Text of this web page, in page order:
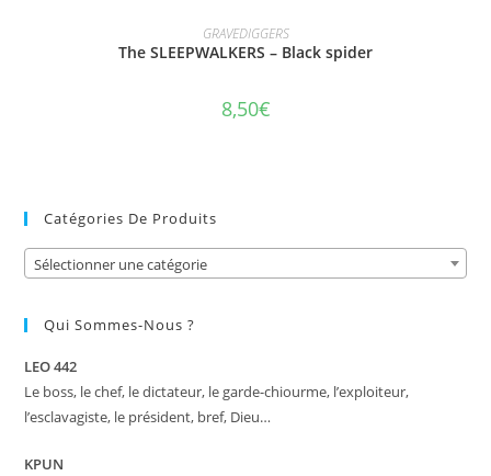
AJOUTER AU PANIER
GRAVEDIGGERS
The SLEEPWALKERS – Black spider
8,50€
Catégories De Produits
Sélectionner une catégorie
Qui Sommes-Nous ?
LEO 442
Le boss, le chef, le dictateur, le garde-chiourme, l’exploiteur,
l’esclavagiste, le président, bref, Dieu…
KPUN